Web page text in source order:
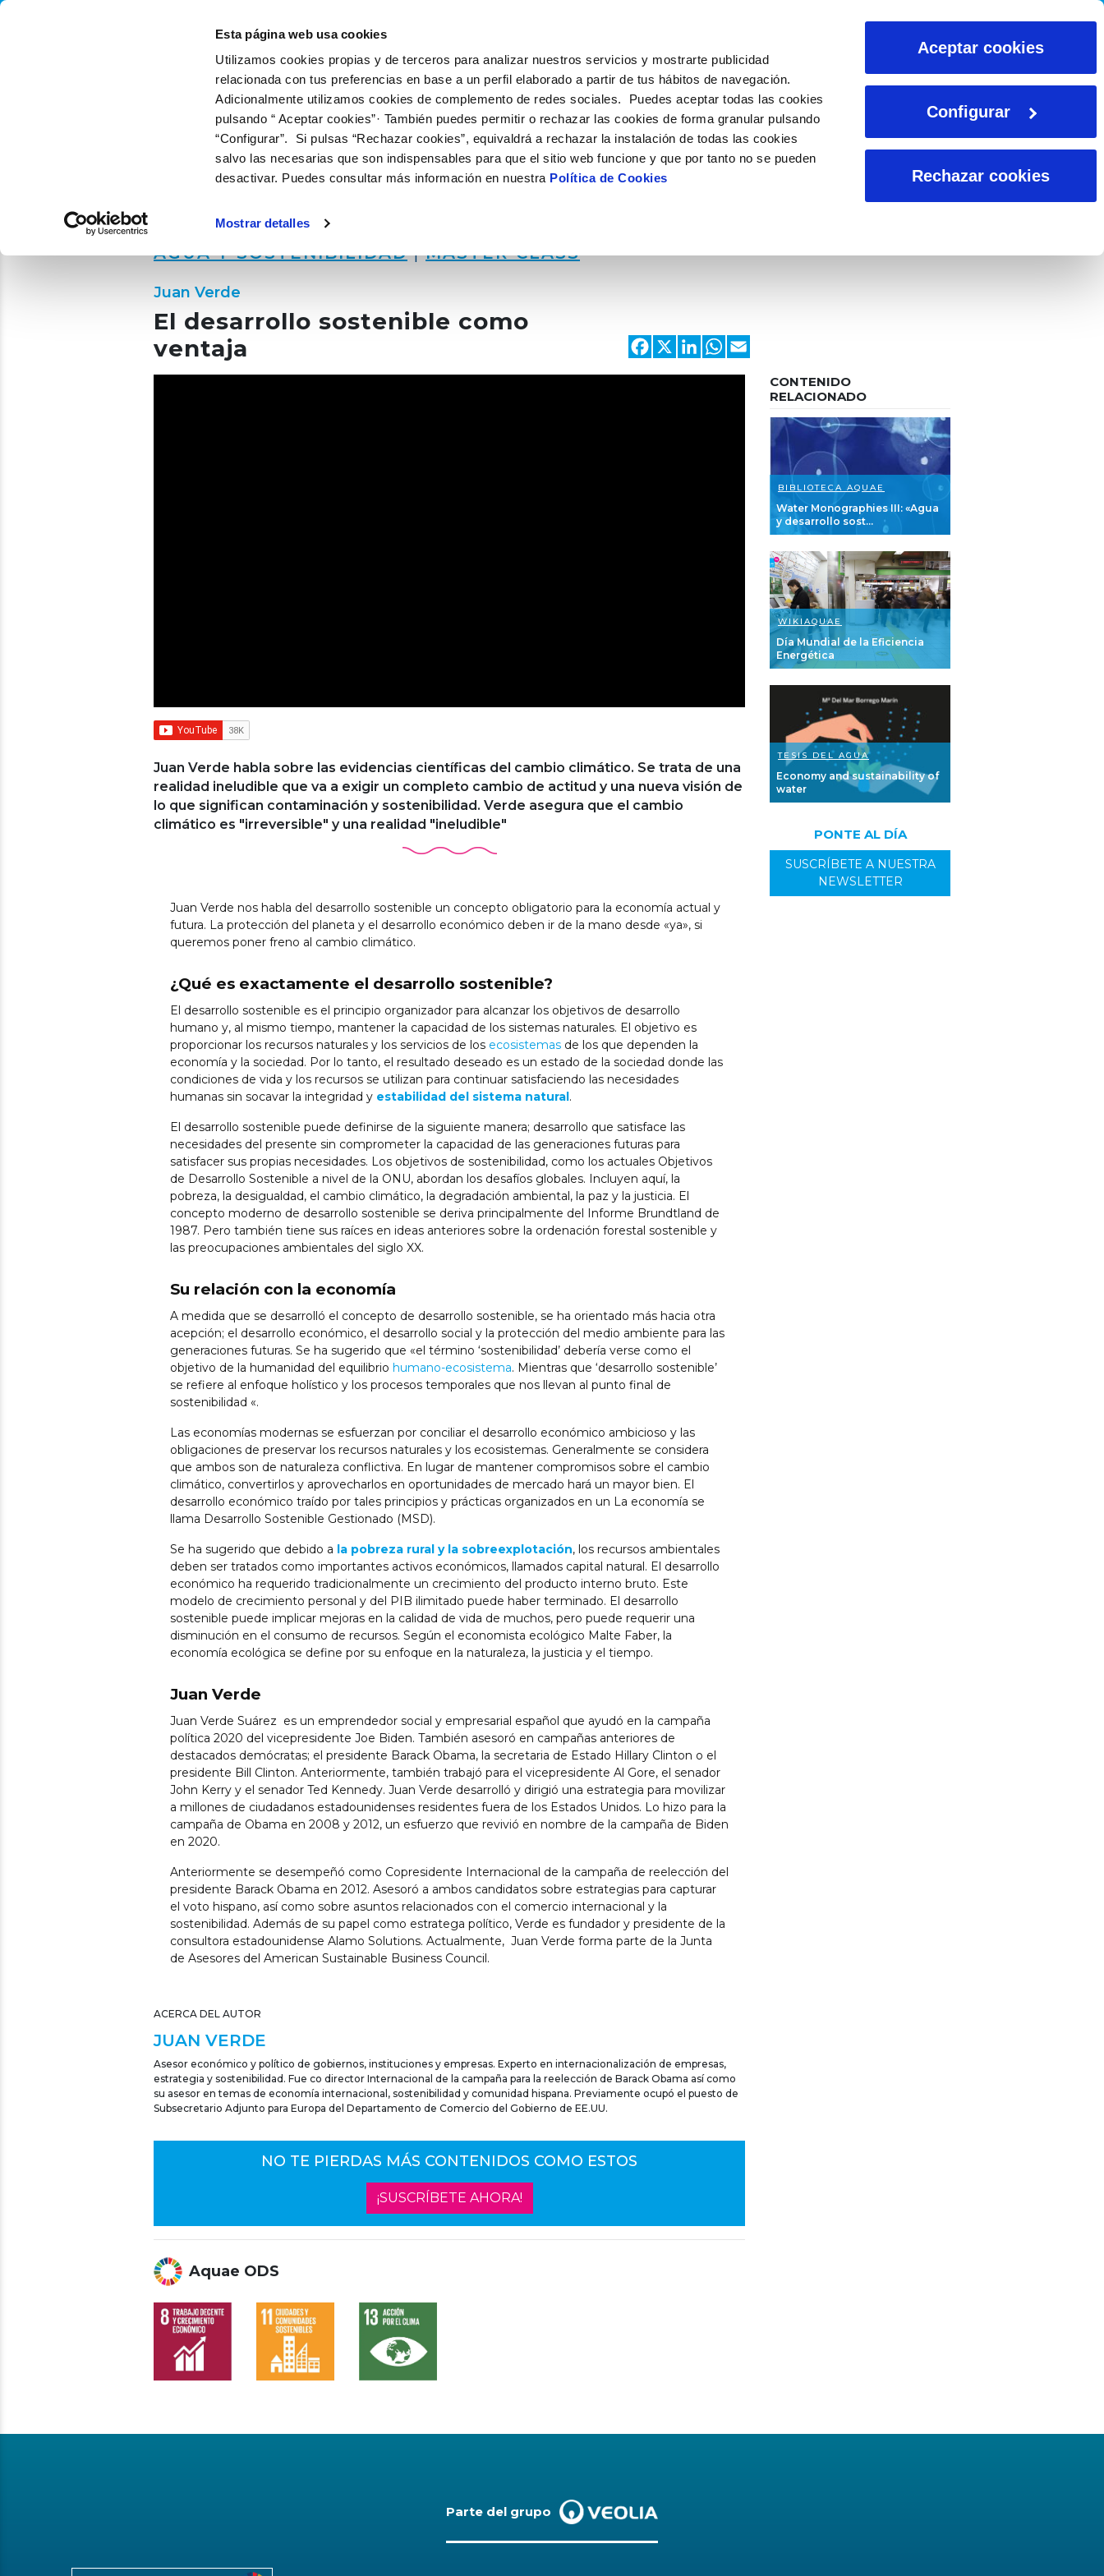
Esta página web usa cookies
Utilizamos cookies propias y de terceros para analizar nuestros servicios y mostrarte publicidad
relacionada con tus preferencias en base a un perfil elaborado a partir de tus hábitos de navegación.
Adicionalmente utilizamos cookies de complemento de redes sociales. Puedes aceptar todas las cookies
pulsando “ Aceptar cookies”· También puedes permitir o rechazar las cookies de forma granular pulsando
“Configurar”. Si pulsas “Rechazar cookies”, equivaldrá a rechazar la instalación de todas las cookies
salvo las necesarias que son indispensables para que el sitio web funcione y que por tanto no se pueden
desactivar. Puedes consultar más información en nuestra Política de Cookies
Mostrar detalles
Aceptar cookies
Configurar
Rechazar cookies
AGUA Y SOSTENIBILIDAD|MASTER CLASS
Juan Verde
El desarrollo sostenible como
ventaja
Facebook
X LinkedIn
WhatsApp
Juan Verde habla sobre las evidencias científicas del cambio climático. Se trata de una
realidad ineludible que va a exigir un completo cambio de actitud y una nueva visión de
lo que significan contaminación y sostenibilidad. Verde asegura que el cambio
climático es "irreversible" y una realidad "ineludible"
Juan Verde nos habla del desarrollo sostenible un concepto obligatorio para la economía actual y
futura. La protección del planeta y el desarrollo económico deben ir de la mano desde «ya», si
queremos poner freno al cambio climático.
¿Qué es exactamente el desarrollo sostenible?
El desarrollo sostenible es el principio organizador para alcanzar los objetivos de desarrollo
humano y, al mismo tiempo, mantener la capacidad de los sistemas naturales. El objetivo es
proporcionar los recursos naturales y los servicios de los ecosistemas de los que dependen la
economía y la sociedad. Por lo tanto, el resultado deseado es un estado de la sociedad donde las
condiciones de vida y los recursos se utilizan para continuar satisfaciendo las necesidades
humanas sin socavar la integridad y estabilidad del sistema natural .
El desarrollo sostenible puede definirse de la siguiente manera; desarrollo que satisface las
necesidades del presente sin comprometer la capacidad de las generaciones futuras para
satisfacer sus propias necesidades. Los objetivos de sostenibilidad, como los actuales Objetivos
de Desarrollo Sostenible a nivel de la ONU, abordan los desafíos globales. Incluyen aquí, la
pobreza, la desigualdad, el cambio climático, la degradación ambiental, la paz y la justicia. El
concepto moderno de desarrollo sostenible se deriva principalmente del Informe Brundtland de
1987. Pero también tiene sus raíces en ideas anteriores sobre la ordenación forestal sostenible y
las preocupaciones ambientales del siglo XX.
Su relación con la economía
A medida que se desarrolló el concepto de desarrollo sostenible, se ha orientado más hacia otra
acepción; el desarrollo económico, el desarrollo social y la protección del medio ambiente para las
generaciones futuras. Se ha sugerido que «el término ‘sostenibilidad’ debería verse como el
objetivo de la humanidad del equilibrio humano-ecosistema. Mientras que ‘desarrollo sostenible’
se refiere al enfoque holístico y los procesos temporales que nos llevan al punto final de
sostenibilidad «.
Las economías modernas se esfuerzan por conciliar el desarrollo económico ambicioso y las
obligaciones de preservar los recursos naturales y los ecosistemas. Generalmente se considera
que ambos son de naturaleza conflictiva. En lugar de mantener compromisos sobre el cambio
climático, convertirlos y aprovecharlos en oportunidades de mercado hará un mayor bien. El
desarrollo económico traído por tales principios y prácticas organizados en un La economía se
llama Desarrollo Sostenible Gestionado (MSD).
Se ha sugerido que debido a la pobreza rural y la sobreexplotación, los recursos ambientales
deben ser tratados como importantes activos económicos, llamados capital natural. El desarrollo
económico ha requerido tradicionalmente un crecimiento del producto interno bruto. Este
modelo de crecimiento personal y del PIB ilimitado puede haber terminado. El desarrollo
sostenible puede implicar mejoras en la calidad de vida de muchos, pero puede requerir una
disminución en el consumo de recursos. Según el economista ecológico Malte Faber, la
economía ecológica se define por su enfoque en la naturaleza, la justicia y el tiempo.
Juan Verde
Juan Verde Suárez es un emprendedor social y empresarial español que ayudó en la campaña
política 2020 del vicepresidente Joe Biden. También asesoró en campañas anteriores de
destacados demócratas; el presidente Barack Obama, la secretaria de Estado Hillary Clinton o el
presidente Bill Clinton. Anteriormente, también trabajó para el vicepresidente Al Gore, el senador
John Kerry y el senador Ted Kennedy. Juan Verde desarrolló y dirigió una estrategia para movilizar
a millones de ciudadanos estadounidenses residentes fuera de los Estados Unidos. Lo hizo para la
campaña de Obama en 2008 y 2012, un esfuerzo que revivió en nombre de la campaña de Biden
en 2020.
Anteriormente se desempeñó como Copresidente Internacional de la campaña de reelección del
presidente Barack Obama en 2012. Asesoró a ambos candidatos sobre estrategias para capturar
el voto hispano, así como sobre asuntos relacionados con el comercio internacional y la
sostenibilidad. Además de su papel como estratega político, Verde es fundador y presidente de la
consultora estadounidense Alamo Solutions. Actualmente, Juan Verde forma parte de la Junta
de Asesores del American Sustainable Business Council.
ACERCA DEL AUTOR
JUAN VERDE
Asesor económico y político de gobiernos, instituciones y empresas. Experto en internacionalización de empresas,
estrategia y sostenibilidad. Fue co director Internacional de la campaña para la reelección de Barack Obama así como
su asesor en temas de economía internacional, sostenibilidad y comunidad hispana. Previamente ocupó el puesto de
Subsecretario Adjunto para Europa del Departamento de Comercio del Gobierno de EE.UU.
NO TE PIERDAS MÁS CONTENIDOS COMO ESTOS
¡SUSCRÍBETE AHORA!
Aquae ODS
CONTENIDO
RELACIONADO
BIBLIOTECA AQUAE
Water Monographies III: «Agua
y desarrollo sost...
WIKIAQUAE
Día Mundial de la Eficiencia
Energética
TESIS DEL AGUA
Economy and sustainability of
water
PONTE AL DÍA
SUSCRÍBETE A NUESTRA
NEWSLETTER
Parte del grupo